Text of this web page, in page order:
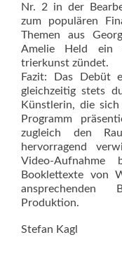
Nr. 2 in der
zum populären
Themen aus
Amelie Held ein
trierkunst zündet.
Fazit: Das Debüt
gleichzeitig stets
Künstlerin, die
Programm
zugleich den
hervorragend
Video-Aufnahme
Booklettexte von
ansprechenden
Produktion.
Stefan Kagl